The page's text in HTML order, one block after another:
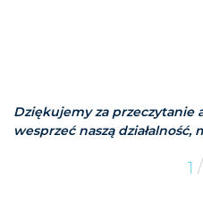
Dziękujemy za przeczytanie
wesprzeć naszą działalność,
1 /